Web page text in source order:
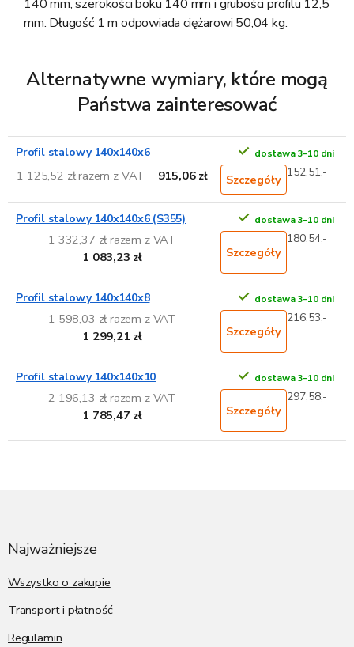
140 mm, szerokości boku 140 mm i grubości profilu 12,5
mm. Długość 1 m odpowiada ciężarowi 50,04 kg.
Alternatywne wymiary, które mogą
Państwa zainteresować
Profil stalowy 140x140x6 dostawa 3-10 dni
1 125,52 zł razem z VAT 915,06 zł Szczegóły 152,51,-
Profil stalowy 140x140x6 (S355) dostawa 3-10 dni
1 332,37 zł razem z VAT
1 083,23 zł
Szczegóły
180,54,-
Profil stalowy 140x140x8 dostawa 3-10 dni
1 598,03 zł razem z VAT
1 299,21 zł
Szczegóły
216,53,-
Profil stalowy 140x140x10 dostawa 3-10 dni
2 196,13 zł razem z VAT
1 785,47 zł
Szczegóły
297,58,-
Najważniejsze
Wszystko o zakupie
Transport i płatność
Regulamin